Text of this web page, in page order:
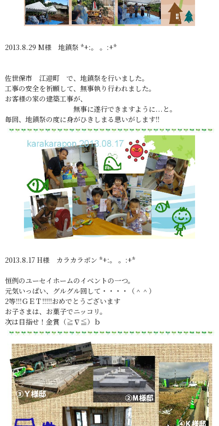
2013.8.29 M様 地鎮祭 *+:。 。:+*
佐世保市 江迎町 で、地鎮祭を行いました。
工事の安全を祈願して、無事執り行われました。
お客様の家の建築工事が、
無事に遂行できますように...と。
毎回、地鎮祭の度に身がひきしまる思いがします!!
2013.8.17 H様 カラカラポン *+:。 。:+*
恒例のユーセイホームのイベントの一つ。
元気いっぱい、グルグル回して・・・・（＾＾）
2等!!!ＧＥＴ!!!!!おめでとうございます
お子さまは、お菓子でニッコリ。
次は目指せ！金賞（≧∇≦）ｂ